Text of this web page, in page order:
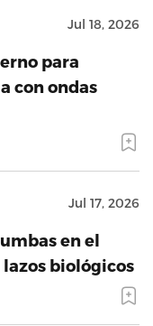
Jul 18, 2026
para
con ondas
Jul 17, 2026
en el
biológicos